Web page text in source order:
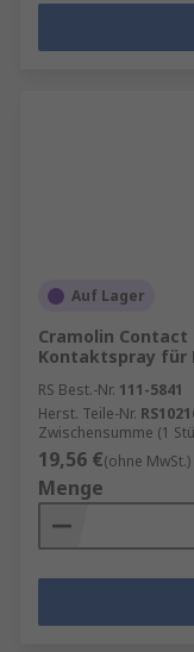
Auf Lager
Cramolin
Kontaktspray für
RS Best.-Nr. 111-5841
Herst. Teile-Nr.
Zwischensumme (1
19,56 €(ohne MwSt.)
Menge